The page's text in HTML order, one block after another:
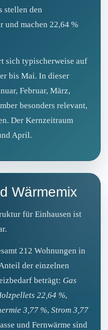
stellen den
und machen 22,64 %
sich typischerweise auf
bis Mai. In dieser
Februar, März,
besonders relevant,
Der Kernzeitraum
April.
Wärmemix
für Einhausen ist
212 Wohnungen in
der einzelnen
beträgt: Gas
22,64 %,
3,77 %, Strom 3,77
und Fernwärme sind